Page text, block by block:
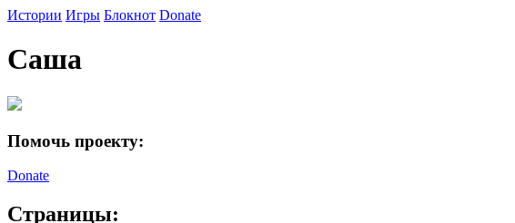
Истории Игры Блокнот Donate
Саша
Помочь проекту:
Donate
Страницы: